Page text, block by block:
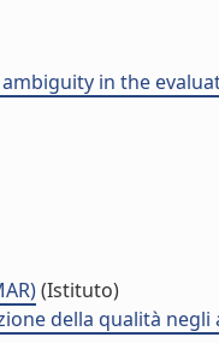
in the
(Istituto)
della qualità negli